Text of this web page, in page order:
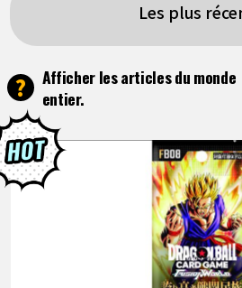
LANGUAGE
JP
EN FR DE
Les plus
?
Afficher les articles du monde
entier.